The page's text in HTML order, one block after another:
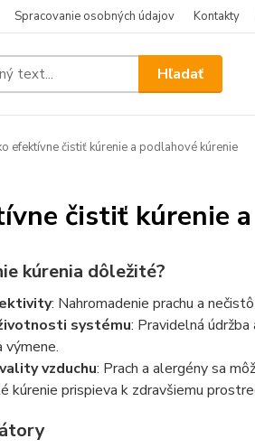
Spracovanie osobných údajov Kontakty
Hľadať
efektívne čistiť kúrenie a podlahové kúrenie
čistiť kúrenie
kúrenia dôležité?
: Nahromadenie prachu a
systému: Pravidelná
výmene.
vzduchu: Prach a alergény sa
kúrenie prispieva k zdravšiemu